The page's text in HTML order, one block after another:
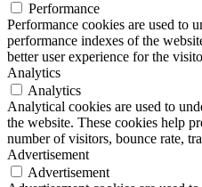
Performance
Performance cookies are used to
performance indexes of the
better user experience for the
Analytics
Analytics
Analytical cookies are used to
the website. These cookies help
number of visitors, bounce rate,
Advertisement
Advertisement